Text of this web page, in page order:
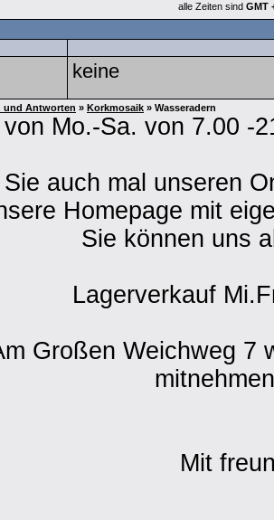
alle Zeiten sind GMT
keine
und Antworten » Korkmosaik » Wasseradern
Mo.-Sa. von 7.00 -
auch mal unseren
Homepage mit
Sie können uns
Lagerverkauf
Großen Weichweg 7
Mit